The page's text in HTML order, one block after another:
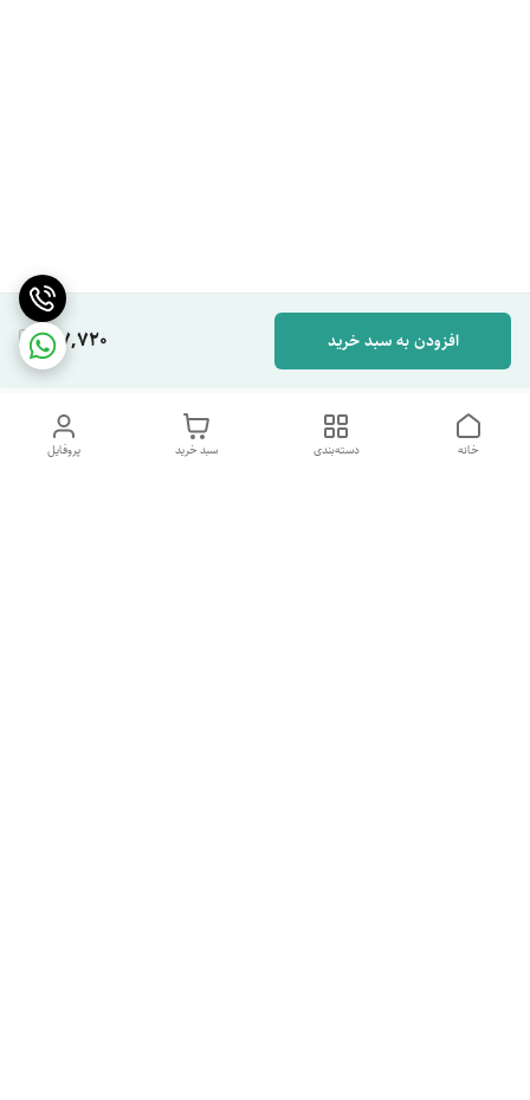
167,720 افزودن به سبد خرید
پروفایل سبد خرید دسته‌بندی خانه